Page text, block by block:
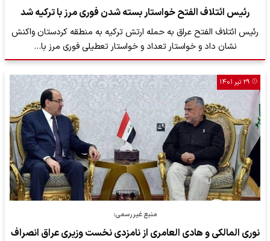
رئیس ائتلاف الفتح خواستار بسته شدن فوری مرز با ترکیه شد
رئیس ائتلاف الفتح عراق به حمله ارتش ترکیه به منطقه کردستان واکنش
نشان داد و خواستار تعداد و خواستار تعطیلی فوری مرز با…
۲۹ تیر ۱۴۰۱
منبع غیررسمی:
نوری المالکی و هادی العامری از نامزدی نخست وزیری عراق انصراف